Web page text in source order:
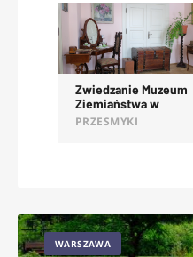
Zwiedzanie Muzeum
Ziemiaństwa w
Dąbrowie
PRZESMYKI
WARSZAWA